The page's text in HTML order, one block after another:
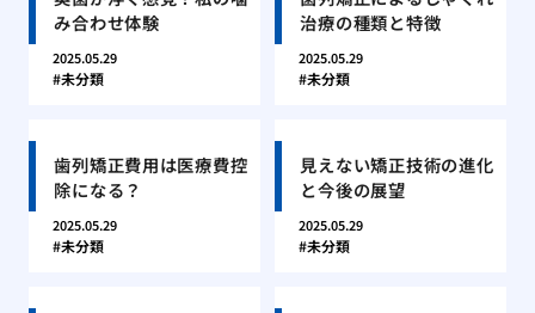
み合わせ体験
2025.05.29
未分類
治療の種類と特徴
2025.05.29
未分類
歯列矯正費用は医療費控
除になる？
2025.05.29
未分類
見えない矯正技術の進化
と今後の展望
2025.05.29
未分類